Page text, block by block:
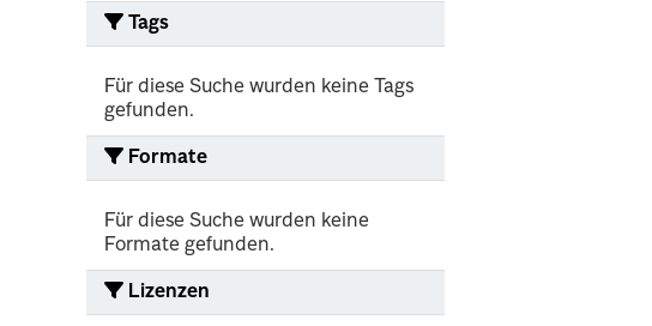
Tags
Für diese Suche wurden keine Tags
gefunden.
Formate
Für diese Suche wurden keine
Formate gefunden.
Lizenzen